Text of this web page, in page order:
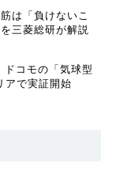
は「負けないこ
三菱総研が解説
コモの「気球型
アで実証開始